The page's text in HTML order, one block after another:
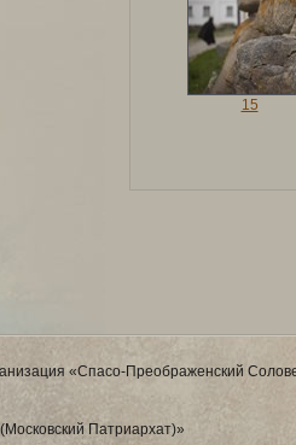
15
«Спасо-Преображенский
Патриархат)»